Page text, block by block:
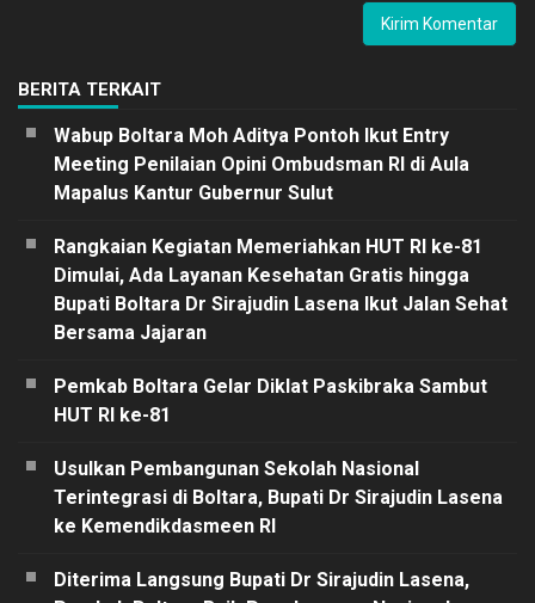
BERITA TERKAIT
Wabup Boltara Moh Aditya Pontoh Ikut Entry
Meeting Penilaian Opini Ombudsman RI di Aula
Mapalus Kantur Gubernur Sulut
Rangkaian Kegiatan Memeriahkan HUT RI ke-81
Dimulai, Ada Layanan Kesehatan Gratis hingga
Bupati Boltara Dr Sirajudin Lasena Ikut Jalan Sehat
Bersama Jajaran
Pemkab Boltara Gelar Diklat Paskibraka Sambut
HUT RI ke-81
Usulkan Pembangunan Sekolah Nasional
Terintegrasi di Boltara, Bupati Dr Sirajudin Lasena
ke Kemendikdasmeen RI
Diterima Langsung Bupati Dr Sirajudin Lasena,